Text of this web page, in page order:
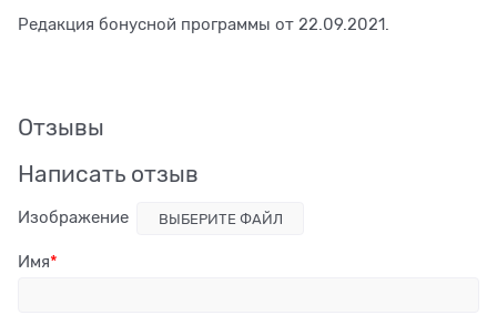
Редакция бонусной программы от 22.09.2021.
Отзывы
Написать отзыв
Изображение ВЫБЕРИТЕ ФАЙЛ
Имя